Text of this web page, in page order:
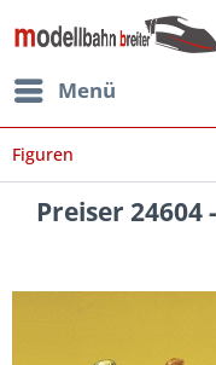
Menü
Figuren
Preiser